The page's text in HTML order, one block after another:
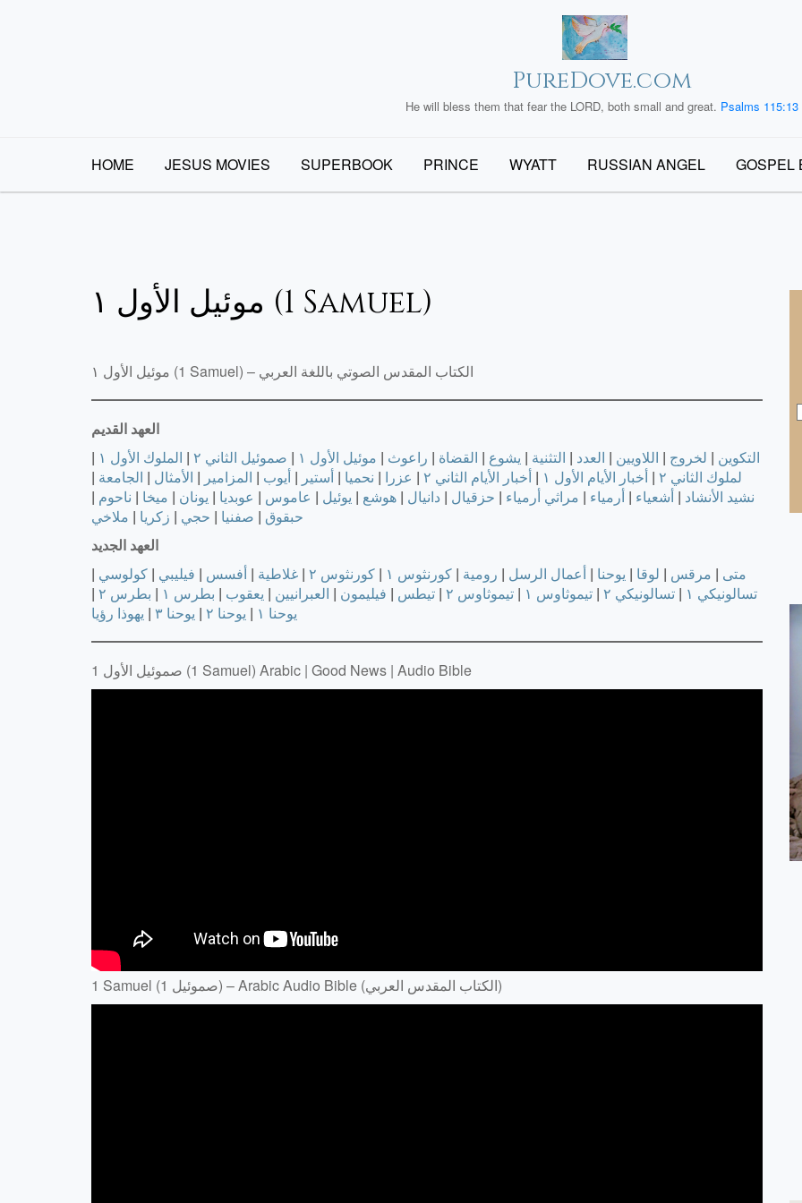
PureDove.com
He will bless them that fear the LORD, both small and great. Psalms 115:13
HOME JESUS MOVIES SUPERBOOK PRINCE WYATT RUSSIAN ANGEL GOSPEL
موئيل الأول ١ (1 Samuel)
موئيل الأول ١ (1 Samuel) – الكتاب المقدس الصوتي باللغة العربي
العهد القديم
التكوين | لخروج | اللاويين | العدد | التثنية | يشوع | القضاة | راعوث | موئيل الأول ١ | صموئيل الثاني ٢ | الملوك الأول ١
|
لملوك الثاني ٢
| أخبار الأيام الأول ١ | أخبار الأيام الثاني ٢ | عزرا | نحميا | أستير | أيوب | المزامير | الأمثال | الجامعة |
نشيد الأنشاد | أشعياء | أرمياء | مراثي أرمياء | حزقيال | دانيال | هوشع | يوئيل | عاموس | عوبديا | يونان | ميخا | ناحوم |
حبقوق | صفنيا | حجي | زكريا | ملاخي
العهد الجديد
متى | مرقس | لوقا | يوحنا | أعمال الرسل | رومية | كورنثوس ١ | كورنثوس ٢ | غلاطية | أفسس | فيليبي | كولوسي |
تسالونيكي ١
| تسالونيكي ٢ | تيموثاوس ١ | تيموثاوس ٢ | تيطس | فيليمون | العبرانيين | يعقوب | بطرس ١ | بطرس ٢
|
يوحنا ١
| يوحنا ٢ | يوحنا ٣ | يهوذا رؤيا
صموئيل الأول 1 (1 Samuel) Arabic | Good News | Audio Bible
1 Samuel (1 صموئيل) – Arabic Audio Bible (الكتاب المقدس العربي)